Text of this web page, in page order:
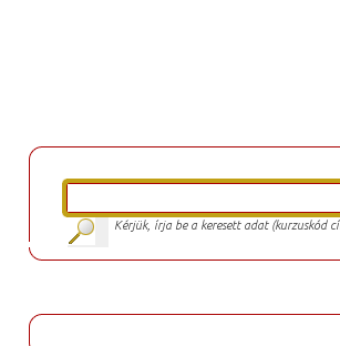
Kérjük, írja be a keresett adat (kurzuskód